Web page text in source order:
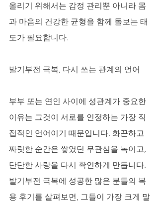
올리기 위해서는 감정 관리뿐 아니라 몸
과 마음의 건강한 균형을 함께 돌보는 태
도가 필요합니다.
발기부전 극복, 다시 쓰는 관계의 언어
부부 또는 연인 사이에 성관계가 중요한
이유는 그것이 서로를 인정하는 가장 직
접적인 언어이기 때문입니다. 화끈하고
짜릿한 순간은 쌓였던 무관심을 녹이고,
단단한 사랑을 다시 확인하게 만듭니다.
발기부전 극복에 성공한 많은 분들의 복
용 후기를 살펴보면, 그들이 가장 크게 말